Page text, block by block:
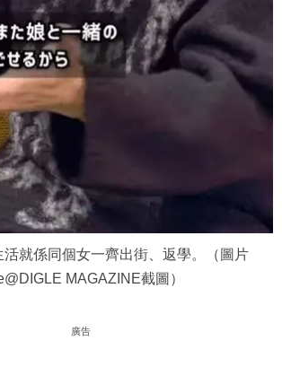
活就係同個女一齊出街、返學。（圖片
MAGAZINE截圖）
廣告